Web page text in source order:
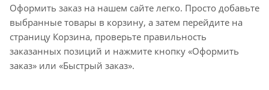
Оформить заказ на нашем сайте легко. Просто добавьте
выбранные товары в корзину, а затем перейдите на
страницу Корзина, проверьте правильность
заказанных позиций и нажмите кнопку «Оформить
заказ» или «Быстрый заказ».